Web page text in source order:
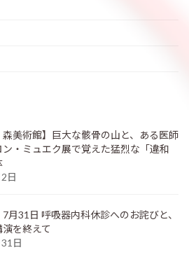
森美術館】巨大な骸骨の山と、ある医師
ン・ミュエク展で覚えた猛烈な「違和
日
7月31日 呼吸器内科休診へのお詫びと、
を終えて
日